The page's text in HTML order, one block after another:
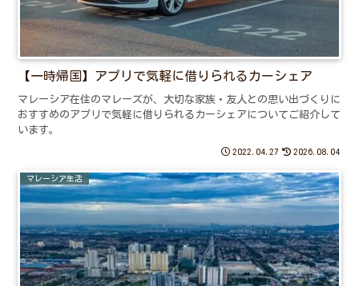
【一時帰国】アプリで気軽に借りられるカーシェア
マレーシア在住のマレーズが、大切な家族・友人との思い出づくりに
おすすめのアプリで気軽に借りられるカーシェアについてご紹介して
います。
2022.04.27 2026.08.04
マレーシア生活